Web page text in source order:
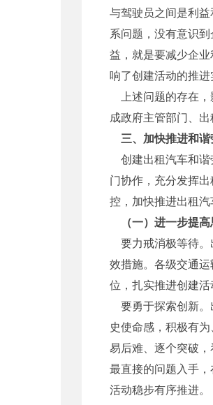
与驾驶员之间是利
系问题，没有意识
益，就是要减少企
响了创建活动的推进
上述问题的存在，
成政府主管部门、
三、加快推进和
创建出租汽车和谐
门协作，充分发挥
控，加快推进出租
（一）进一步提
要力戒消极等待。
效措施。各级交通
位，扎实推进创建活
要勇于探索创新。
史使命感，积极有
易后难、逐个突破
最直接的问题入手
活动稳步有序推进。